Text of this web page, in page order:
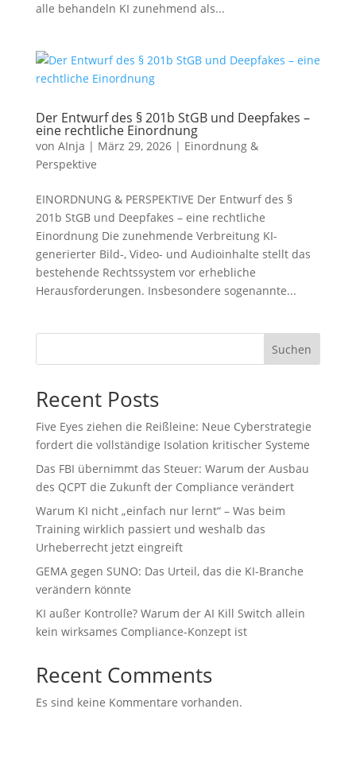
alle behandeln KI zunehmend als...
Der Entwurf des § 201b StGB und Deepfakes –
eine rechtliche Einordnung
von AInja | März 29, 2026| Einordnung &
Perspektive
EINORDNUNG & PERSPEKTIVE Der Entwurf des §
201b StGB und Deepfakes – eine rechtliche
Einordnung Die zunehmende Verbreitung KI-
generierter Bild-, Video- und Audioinhalte stellt das
bestehende Rechtssystem vor erhebliche
Herausforderungen. Insbesondere sogenannte...
Suchen
Recent Posts
Five Eyes ziehen die Reißleine: Neue Cyberstrategie
fordert die vollständige Isolation kritischer Systeme
Das FBI übernimmt das Steuer: Warum der Ausbau
des QCPT die Zukunft der Compliance verändert
Warum KI nicht „einfach nur lernt“ – Was beim
Training wirklich passiert und weshalb das
Urheberrecht jetzt eingreift
GEMA gegen SUNO: Das Urteil, das die KI-Branche
verändern könnte
KI außer Kontrolle? Warum der AI Kill Switch allein
kein wirksames Compliance-Konzept ist
Recent Comments
Es sind keine Kommentare vorhanden.